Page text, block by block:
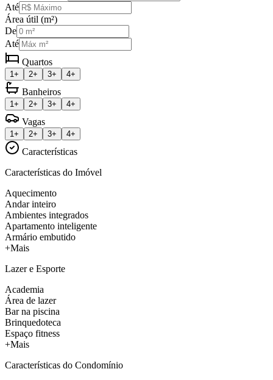
Até
Área útil (m²)
De
Até
Quartos
1+ 2+ 3+ 4+
Banheiros
1+ 2+ 3+ 4+
Vagas
1+ 2+ 3+ 4+
Características
Características do Imóvel
Aquecimento
Andar inteiro
Ambientes integrados
Apartamento inteligente
Armário embutido
+Mais
Lazer e Esporte
Academia
Área de lazer
Bar na piscina
Brinquedoteca
Espaço fitness
+Mais
Características do Condomínio